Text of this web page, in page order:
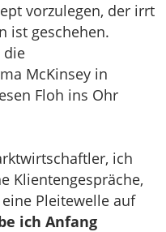
vorzulegen, der irrt
ist geschehen.
die
McKinsey in
Floh ins Ohr
ich
Klientengespräche,
Pleitewelle auf
ich Anfang